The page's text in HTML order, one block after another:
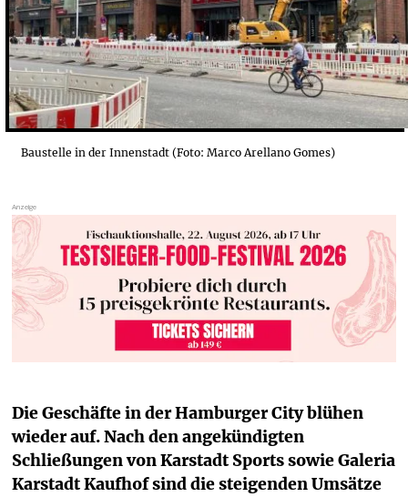
Baustelle in der Innenstadt (Foto: Marco Arellano Gomes)
Die Geschäfte in der Hamburger City blühen
wieder auf. Nach den angekündigten
Schließungen von Karstadt Sports sowie Galeria
Karstadt Kaufhof sind die steigenden Umsätze